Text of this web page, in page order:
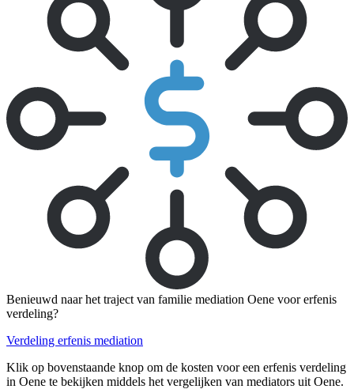
Benieuwd naar het traject van familie mediation Oene voor erfenis
verdeling?
Verdeling erfenis mediation
Klik op bovenstaande knop om de kosten voor een erfenis verdeling
in Oene te bekijken middels het vergelijken van mediators uit Oene.